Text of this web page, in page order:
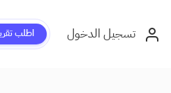
تسجيل الدخول اطلب